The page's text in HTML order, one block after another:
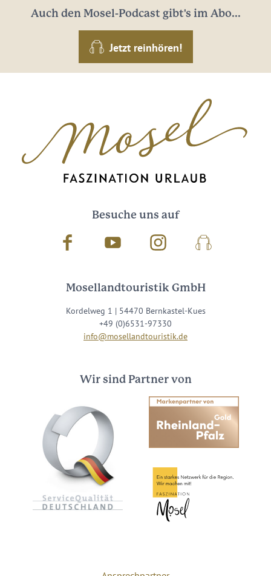
Auch den Mosel-Podcast gibt's im Abo...
Jetzt reinhören!
Besuche uns auf
Facebook Youtube InstagramPodcast
Mosellandtouristik GmbH
Kordelweg 1 | 54470 Bernkastel-Kues
+49 (0)6531-97330
info@mosellandtouristik.de
Wir sind Partner von